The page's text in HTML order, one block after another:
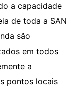
a capacidade
de toda a SAN
são
em todos
a
pontos locais